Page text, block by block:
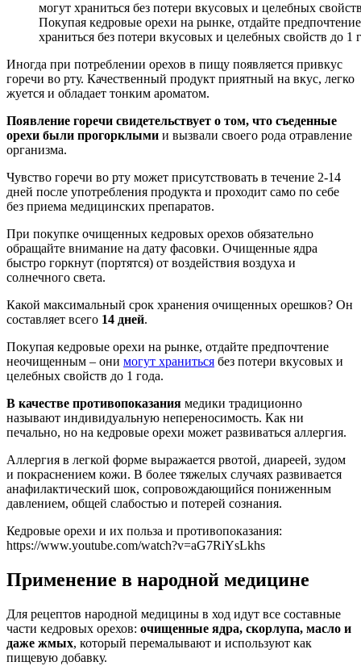
Покупая кедровые орехи на рынке, отдайте
храниться без потери вкусовых и целебных свойств до 1
Иногда при потреблении орехов в пищу появляется привкус
горечи во рту. Качественный продукт приятный на вкус, легко
жуется и обладает тонким ароматом.
Появление горечи свидетельствует о том, что съеденные
орехи были прогорклыми и вызвали своего рода отравление
организма.
Чувство горечи во рту может присутствовать в течение 2-14
дней после употребления продукта и проходит само по себе
без приема медицинских препаратов.
При покупке очищенных кедровых орехов обязательно
обращайте внимание на дату фасовки. Очищенные ядра
быстро горкнут (портятся) от воздействия воздуха и
солнечного света.
Какой максимальный срок хранения очищенных орешков? Он
составляет всего 14 дней.
Покупая кедровые орехи на рынке, отдайте предпочтение
неочищенным – они могут храниться без потери вкусовых и
целебных свойств до 1 года.
В качестве противопоказания медики традиционно
называют индивидуальную непереносимость. Как ни
печально, но на кедровые орехи может развиваться аллергия.
Аллергия в легкой форме выражается рвотой, диареей, зудом
и покраснением кожи. В более тяжелых случаях развивается
анафилактический шок, сопровождающийся пониженным
давлением, общей слабостью и потерей сознания.
Кедровые орехи и их польза и противопоказания:
https://www.youtube.com/watch?v=aG7RiYsLkhs
Применение в народной медицине
Для рецептов народной медицины в ход идут все составные
части кедровых орехов: очищенные ядра, скорлупа, масло и
даже жмых, который перемалывают и используют как
пищевую добавку.